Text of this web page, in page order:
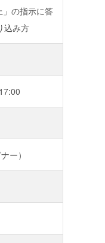
」の指示に答
込み方
ビナー）